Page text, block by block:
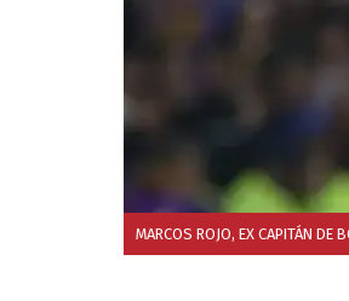
MARCOS ROJO, EX CAPITÁN DE